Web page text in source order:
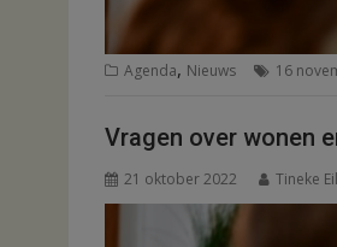
Agenda, Nieuws 16
Vragen over wonen
21 oktober 2022 Tineke